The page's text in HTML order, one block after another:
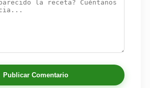
Publicar Comentario